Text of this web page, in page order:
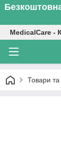
MedicalCare -
Товари та